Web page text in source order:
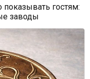
гостям:
заводы